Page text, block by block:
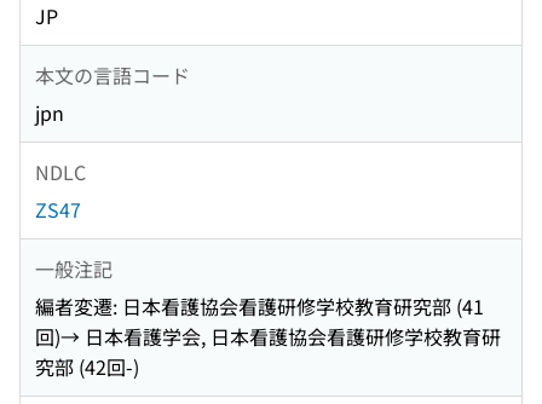
JP
本文の言語コード
jpn
NDLC
ZS47
一般注記
編者変遷: 日本看護協会看護研修学校教育研究部 (41
回)→ 日本看護学会, 日本看護協会看護研修学校教育研
究部 (42回-)